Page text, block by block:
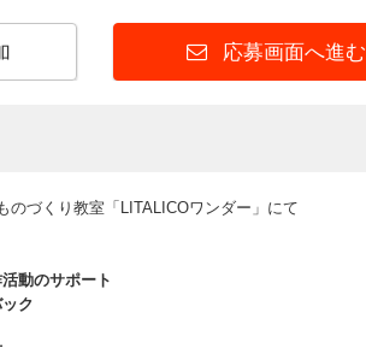
応募画面へ進む
づくり教室「LITALICOワンダー」にて
動のサポート
ク